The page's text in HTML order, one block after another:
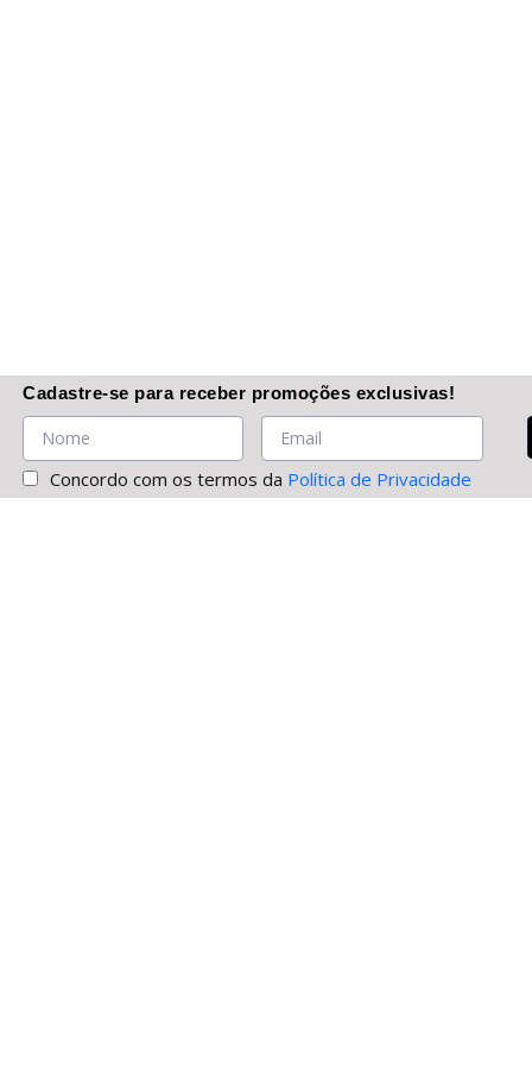
Cadastre-se para receber promoções exclusivas!
Concordo com os termos da Política de Privacidade